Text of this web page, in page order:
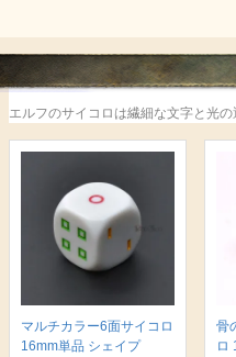
エルフのサイコロは繊細な文字と光
マルチカラー6面サイコロ
16mm単品 シェイプ
骨
ロ